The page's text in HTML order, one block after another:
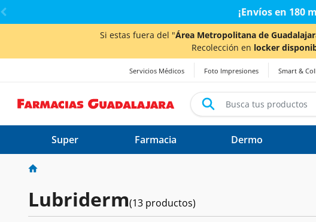
< div class="carousel-inner"> ¡Envíos en 180
Si estas fuera del "Área Metropolitana de
Recolección en locker
Servicios Médicos Foto Impresiones Smart &
Super Farmacia Dermo
Lubriderm(13 productos)